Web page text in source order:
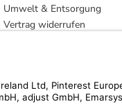
Umwelt & Entsorgung
Vertrag widerrufen